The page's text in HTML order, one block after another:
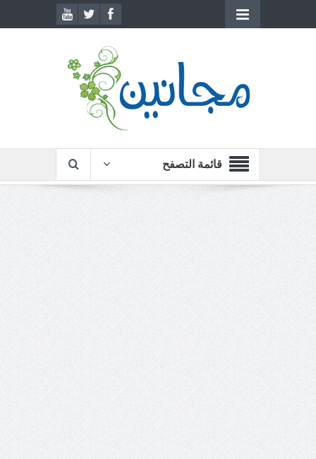
قائمة التصفح